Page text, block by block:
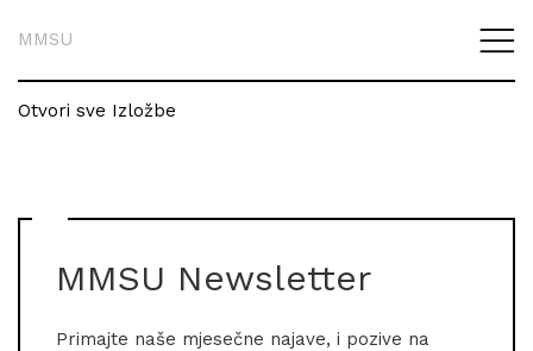
MMSU
Otvori sve Izložbe
MMSU Newsletter
Primajte naše mjesečne najave, i pozive na